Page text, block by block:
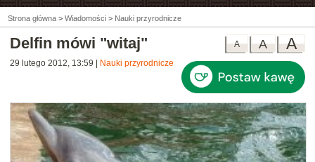
Strona główna > Wiadomości > Nauki przyrodnicze
A
A
A
Delfin mówi "witaj"
29 lutego 2012, 13:59 Nauki przyrodnicze